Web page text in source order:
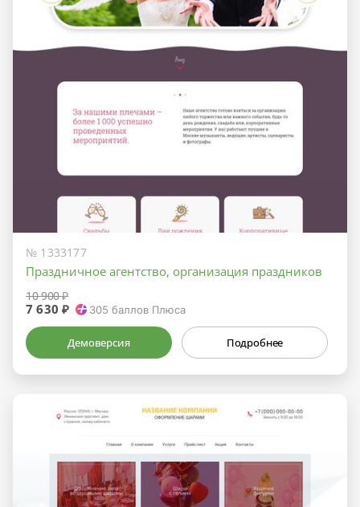
№ 1333177
Праздничное агентство, организация праздников
10 900 ₽
7 630 ₽ 305 баллов Плюса
Демоверсия Подробнее